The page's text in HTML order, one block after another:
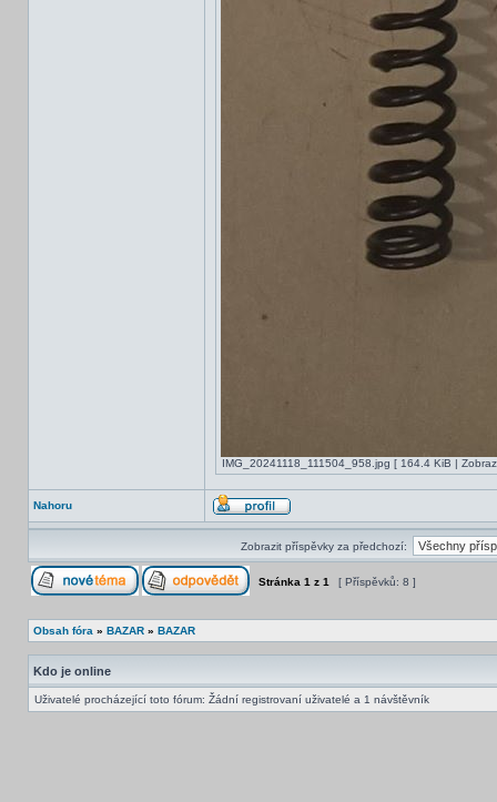
IMG_20241118_111504_958.jpg [ 164.4 KiB |
Nahoru
Zobrazit příspěvky za předchozí:
Stránka 1 z 1 [ Příspěvků: 8 ]
Obsah fóra » BAZAR » BAZAR
Kdo je online
Uživatelé procházející toto fórum: Žádní registrovaní uživatelé a 1 návštěvník